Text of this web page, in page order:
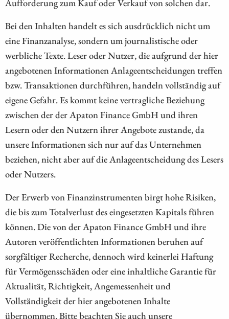
Aufforderung zum Kauf oder Verkauf von solchen dar.
Bei den Inhalten handelt es sich ausdrücklich nicht um
eine Finanzanalyse, sondern um journalistische oder
werbliche Texte. Leser oder Nutzer, die aufgrund der hier
angebotenen Informationen Anlageentscheidungen treffen
bzw. Transaktionen durchführen, handeln vollständig auf
eigene Gefahr. Es kommt keine vertragliche Beziehung
zwischen der der Apaton Finance GmbH und ihren
Lesern oder den Nutzern ihrer Angebote zustande, da
unsere Informationen sich nur auf das Unternehmen
beziehen, nicht aber auf die Anlageentscheidung des Lesers
oder Nutzers.
Der Erwerb von Finanzinstrumenten birgt hohe Risiken,
die bis zum Totalverlust des eingesetzten Kapitals führen
können. Die von der Apaton Finance GmbH und ihre
Autoren veröffentlichten Informationen beruhen auf
sorgfältiger Recherche, dennoch wird keinerlei Haftung
für Vermögensschäden oder eine inhaltliche Garantie für
Aktualität, Richtigkeit, Angemessenheit und
Vollständigkeit der hier angebotenen Inhalte
übernommen. Bitte beachten Sie auch unsere